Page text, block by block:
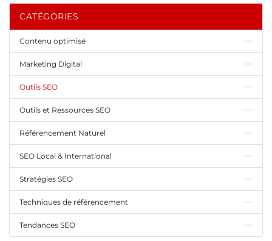
CATÉGORIES
Contenu optimisé
Marketing Digital
Outils SEO
Outils et Ressources SEO
Référencement Naturel
SEO Local & International
Stratégies SEO
Techniques de référencement
Tendances SEO